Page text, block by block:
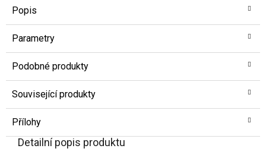
Popis
Parametry
Podobné produkty
Související produkty
Přílohy
Detailní popis produktu